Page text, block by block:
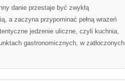
danie przestaje być zwykłą
a zaczyna przypominać pełną wrażeń
jedzenie uliczne, czyli kuchnia,
gastronomicznych, w zatłoczonych